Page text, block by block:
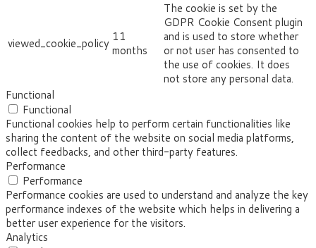
viewed_cookie_policy 11
months
The cookie is set by the
GDPR Cookie Consent plugin
and is used to store whether
or not user has consented to
the use of cookies. It does
not store any personal data.
Functional
Functional
Functional cookies help to perform certain functionalities like
sharing the content of the website on social media platforms,
collect feedbacks, and other third-party features.
Performance
Performance
Performance cookies are used to understand and analyze the key
performance indexes of the website which helps in delivering a
better user experience for the visitors.
Analytics